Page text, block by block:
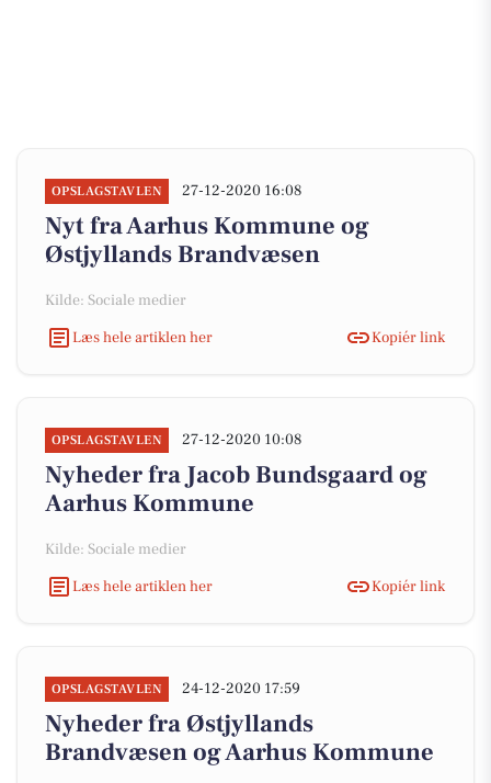
OPSLAGSTAVLEN 27-12-2020 16:08
Nyt fra Aarhus Kommune og
Østjyllands Brandvæsen
Kilde: Sociale medier
Læs hele artiklen her
Kopiér link
OPSLAGSTAVLEN 27-12-2020 10:08
Nyheder fra Jacob Bundsgaard og
Aarhus Kommune
Kilde: Sociale medier
Læs hele artiklen her
Kopiér link
OPSLAGSTAVLEN 24-12-2020 17:59
Nyheder fra Østjyllands
Brandvæsen og Aarhus Kommune